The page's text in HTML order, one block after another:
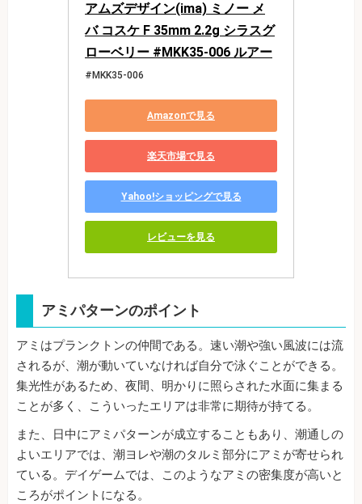
アムズデザイン(ima) ミノー メ
バ コスケ F 35mm 2.2g シラスグ
ローベリー #MKK35-006 ルアー
#MKK35-006
Amazonで見る
楽天市場で見る
Yahoo!ショッピングで見る
レビューを見る
アミパターンのポイント
アミはプランクトンの仲間である。速い潮や強い風波には流
されるが、潮が動いていなければ自分で泳ぐことができる。
集光性があるため、夜間、明かりに照らされた水面に集まる
ことが多く、こういったエリアは非常に期待が持てる。
また、日中にアミパターンが成立することもあり、潮通しの
よいエリアでは、潮ヨレや潮のタルミ部分にアミが寄せられ
ている。デイゲームでは、このようなアミの密集度が高いと
ころがポイントになる。